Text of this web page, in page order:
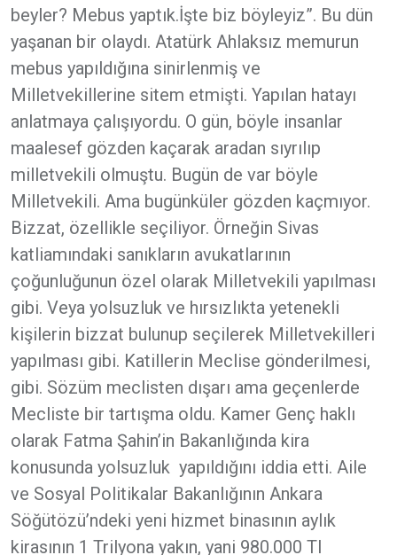
beyler? Mebus yaptık.İşte biz böyleyiz”. Bu dün
yaşanan bir olaydı. Atatürk Ahlaksız memurun
mebus yapıldığına sinirlenmiş ve
Milletvekillerine sitem etmişti. Yapılan hatayı
anlatmaya çalışıyordu. O gün, böyle insanlar
maalesef gözden kaçarak aradan sıyrılıp
milletvekili olmuştu. Bugün de var böyle
Milletvekili. Ama bugünküler gözden kaçmıyor.
Bizzat, özellikle seçiliyor. Örneğin Sivas
katliamındaki sanıkların avukatlarının
çoğunluğunun özel olarak Milletvekili yapılması
gibi. Veya yolsuzluk ve hırsızlıkta yetenekli
kişilerin bizzat bulunup seçilerek Milletvekilleri
yapılması gibi. Katillerin Meclise gönderilmesi,
gibi. Sözüm meclisten dışarı ama geçenlerde
Mecliste bir tartışma oldu. Kamer Genç haklı
olarak Fatma Şahin’in Bakanlığında kira
konusunda yolsuzluk yapıldığını iddia etti. Aile
ve Sosyal Politikalar Bakanlığının Ankara
Söğütözü’ndeki yeni hizmet binasının aylık
kirasının 1 Trilyona yakın, yani 980.000 Tl